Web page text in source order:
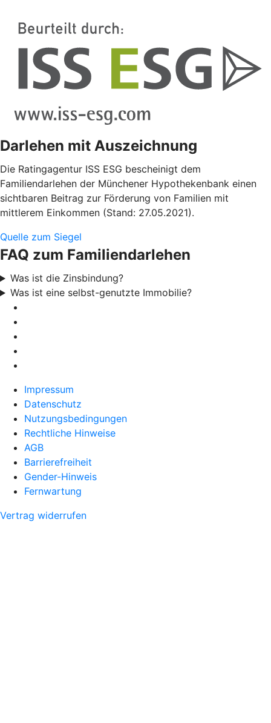
Darlehen mit Auszeichnung
Die Ratingagentur ISS ESG bescheinigt dem
Familiendarlehen der Münchener Hypothekenbank einen
sichtbaren Beitrag zur Förderung von Familien mit
mittlerem Einkommen (Stand: 27.05.2021).
Quelle zum Siegel
FAQ zum Familiendarlehen
Was ist die Zinsbindung?
Was ist eine selbst-genutzte Immobilie?
Impressum
Datenschutz
Nutzungsbedingungen
Rechtliche Hinweise
AGB
Barrierefreiheit
Gender-Hinweis
Fernwartung
Vertrag widerrufen